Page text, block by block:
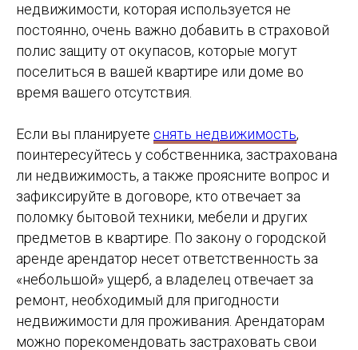
недвижимости, которая используется не
постоянно, очень важно добавить в страховой
полис защиту от окупасов, которые могут
поселиться в вашей квартире или доме во
время вашего отсутствия.
Если вы планируете снять недвижимость,
поинтересуйтесь у собственника, застрахована
ли недвижимость, а также проясните вопрос и
зафиксируйте в договоре, кто отвечает за
поломку бытовой техники, мебели и других
предметов в квартире. По закону о городской
аренде арендатор несет ответственность за
«небольшой» ущерб, а владелец отвечает за
ремонт, необходимый для пригодности
недвижимости для проживания. Арендаторам
можно порекомендовать застраховать свои